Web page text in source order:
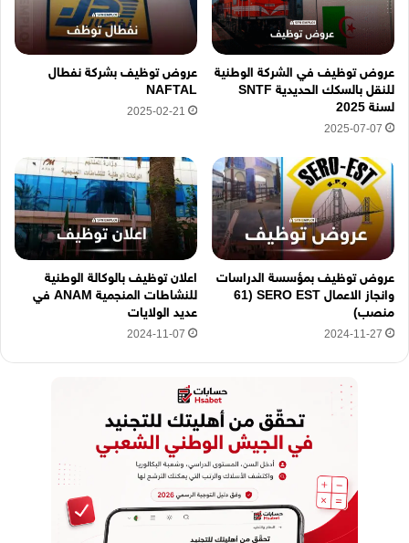
ن
ي
ه
ن
ا
عروض توظيف في الشركة الوطنية
للنقل بالسكك الحديدية SNTF
لسنة 2025
2025-07-07
عروض توظيف بشركة نفطال
NAFTAL
2025-02-21
عروض توظيف بمؤسسة الدراسات
وانجاز الاعمال SERO EST (61
منصب)
2024-11-27
اعلان توظيف بالوكالة الوطنية
للنشاطات المنجمية ANAM في
عديد الولايات
2024-11-07